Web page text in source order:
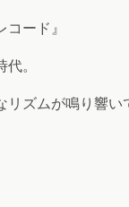
コード』
。
リズムが鳴り響い